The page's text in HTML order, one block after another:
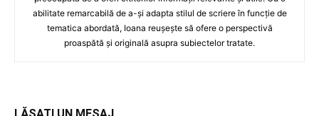
abilitate remarcabilă de a-și adapta stilul de scriere în funcție de
tematica abordată, Ioana reușește să ofere o perspectivă
proaspătă și originală asupra subiectelor tratate.